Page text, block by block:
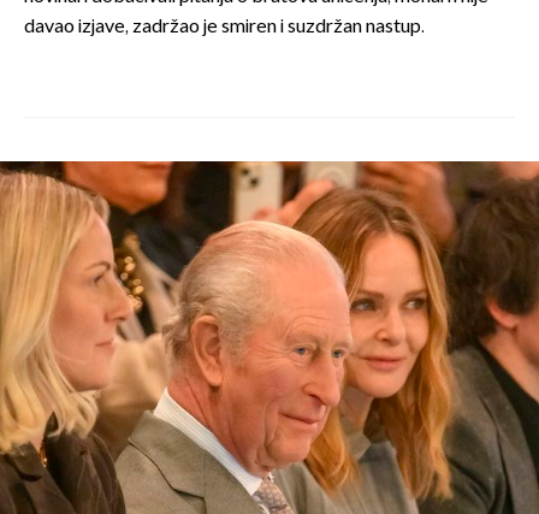
davao izjave, zadržao je smiren i suzdržan nastup.